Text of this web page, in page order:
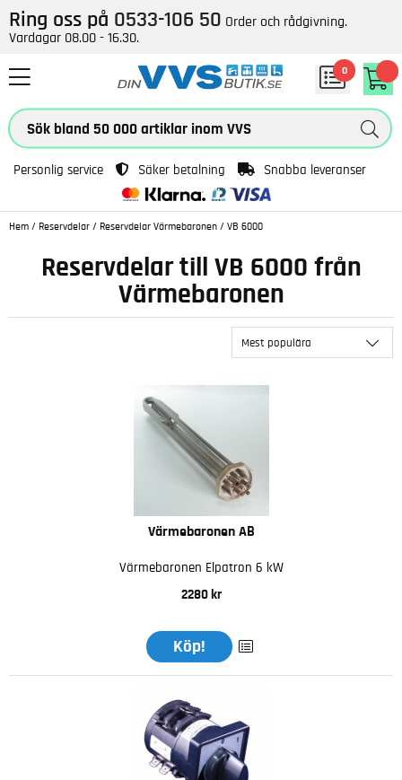
Ring oss på 0533-106 50 Order och rådgivning.
Vardagar 08.00 - 16.30.
0
Personlig service Säker betalning Snabba leveranser
Hem / Reservdelar / Reservdelar Värmebaronen / VB 6000
Reservdelar till VB 6000 från
Värmebaronen
Mest populära
Värmebaronen AB
Värmebaronen Elpatron 6 kW
2280 kr
Köp!